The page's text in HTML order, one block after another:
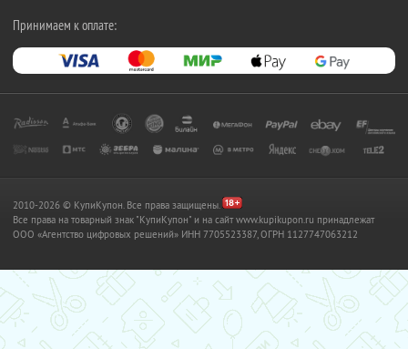
Принимаем к оплате:
2010-2026 © КупиКупон. Все права защищены.
Все права на товарный знак "КупиКупон" и на сайт www.kupikupon.ru принадлежат
OOO «Агентство цифровых решений» ИНН 7705523387, ОГРН 1127747063212